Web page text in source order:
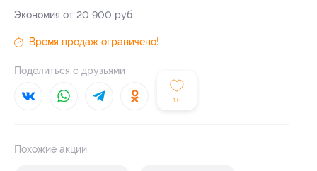
Экономия от 20 900 руб.
10
Время продаж ограничено!
Поделиться с друзьями
Похожие акции